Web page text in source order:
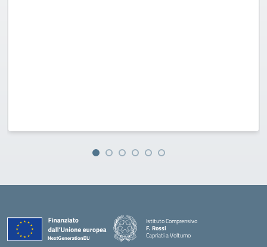
Istituto Comprensivo
F. Rossi
Capriati a Volturno
— Visita la pagina iniziale della scuola